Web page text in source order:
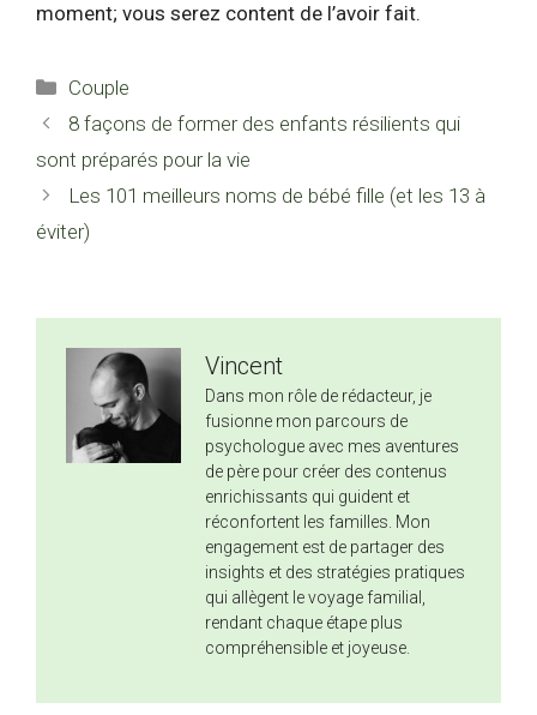
moment; vous serez content de l’avoir fait.
Catégories
Couple
8 façons de former des enfants résilients qui
sont préparés pour la vie
Les 101 meilleurs noms de bébé fille (et les 13 à
éviter)
Vincent
Dans mon rôle de rédacteur, je
fusionne mon parcours de
psychologue avec mes aventures
de père pour créer des contenus
enrichissants qui guident et
réconfortent les familles. Mon
engagement est de partager des
insights et des stratégies pratiques
qui allègent le voyage familial,
rendant chaque étape plus
compréhensible et joyeuse.